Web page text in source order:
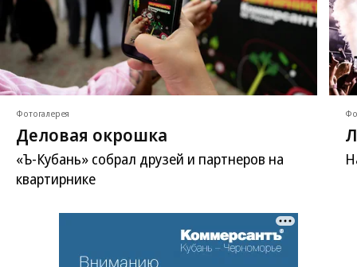
Фотогалерея
Деловая окрошка
«Ъ-Кубань» собрал друзей и партнеров на
квартирнике